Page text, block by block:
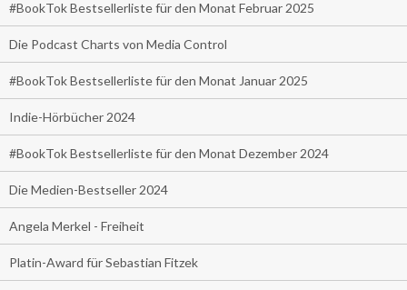
#BookTok Bestsellerliste für den Monat Februar 2025
Die Podcast Charts von Media Control
#BookTok Bestsellerliste für den Monat Januar 2025
Indie-Hörbücher 2024
#BookTok Bestsellerliste für den Monat Dezember 2024
Die Medien-Bestseller 2024
Angela Merkel - Freiheit
Platin-Award für Sebastian Fitzek